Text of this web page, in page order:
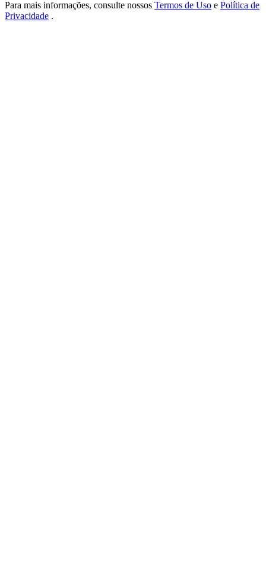
Para mais informações, consulte nossos Termos de Uso e Política de
Privacidade .